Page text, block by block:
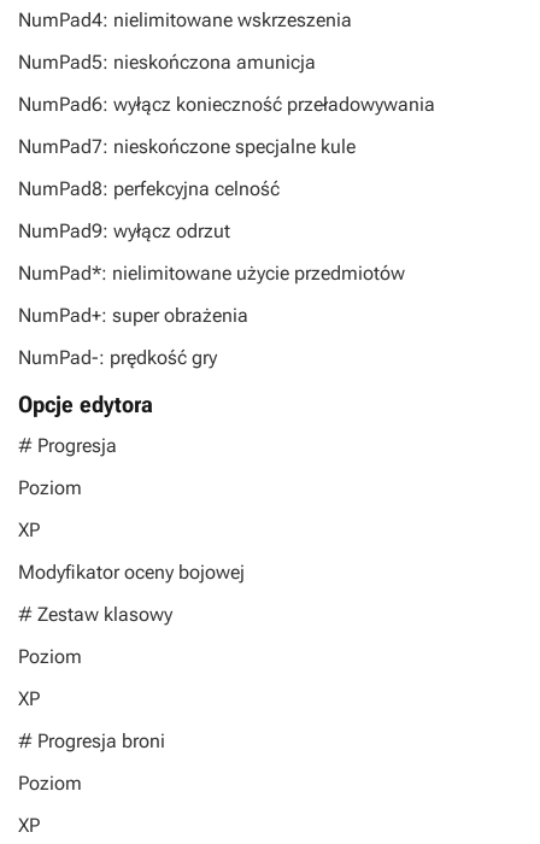
NumPad4: nielimitowane wskrzeszenia
NumPad5: nieskończona amunicja
NumPad6: wyłącz konieczność przeładowywania
NumPad7: nieskończone specjalne kule
NumPad8: perfekcyjna celność
NumPad9: wyłącz odrzut
NumPad*: nielimitowane użycie przedmiotów
NumPad+: super obrażenia
NumPad-: prędkość gry
Opcje edytora
# Progresja
Poziom
XP
Modyfikator oceny bojowej
# Zestaw klasowy
Poziom
XP
# Progresja broni
Poziom
XP